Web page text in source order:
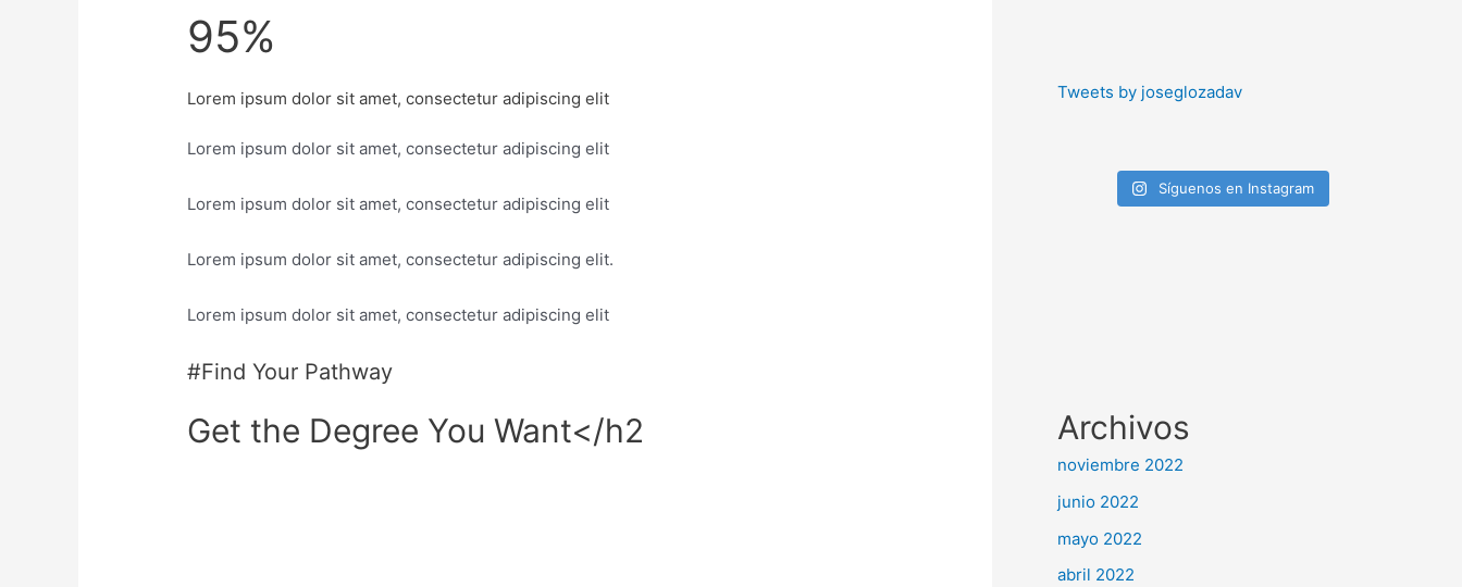
95%
Lorem ipsum dolor sit amet, consectetur adipiscing elit
Lorem ipsum dolor sit amet, consectetur adipiscing elit
Lorem ipsum dolor sit amet, consectetur adipiscing elit
Lorem ipsum dolor sit amet, consectetur adipiscing elit.
Lorem ipsum dolor sit amet, consectetur adipiscing elit
#Find Your Pathway
Get the Degree You Want</h2
Tweets by joseglozadav
Síguenos en Instagram
Archivos
noviembre 2022
junio 2022
mayo 2022
abril 2022